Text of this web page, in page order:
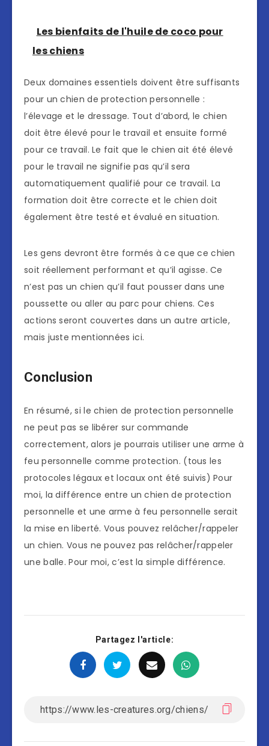
Les bienfaits de l'huile de coco pour
les chiens
Deux domaines essentiels doivent être suffisants
pour un chien de protection personnelle :
l’élevage et le dressage. Tout d’abord, le chien
doit être élevé pour le travail et ensuite formé
pour ce travail. Le fait que le chien ait été élevé
pour le travail ne signifie pas qu’il sera
automatiquement qualifié pour ce travail. La
formation doit être correcte et le chien doit
également être testé et évalué en situation.
Les gens devront être formés à ce que ce chien
soit réellement performant et qu’il agisse. Ce
n’est pas un chien qu’il faut pousser dans une
poussette ou aller au parc pour chiens. Ces
actions seront couvertes dans un autre article,
mais juste mentionnées ici.
Conclusion
En résumé, si le chien de protection personnelle
ne peut pas se libérer sur commande
correctement, alors je pourrais utiliser une arme à
feu personnelle comme protection. (tous les
protocoles légaux et locaux ont été suivis) Pour
moi, la différence entre un chien de protection
personnelle et une arme à feu personnelle serait
la mise en liberté. Vous pouvez relâcher/rappeler
un chien. Vous ne pouvez pas relâcher/rappeler
une balle. Pour moi, c’est la simple différence.
Partagez l'article: